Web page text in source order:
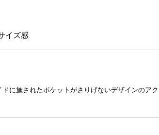
イズ感
に施されたポケットがさりげないデザインのア